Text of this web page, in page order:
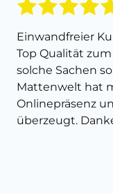
Einwandfreier
Top Qualität
solche Sachen
Mattenwelt hat
Onlinepräsenz
überzeugt.